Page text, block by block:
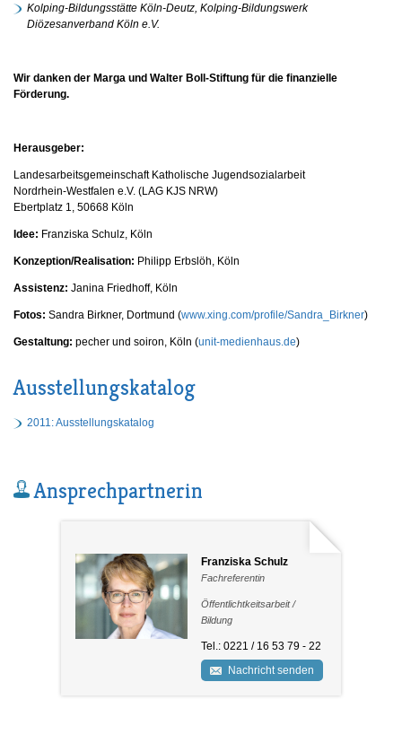
Kolping-Bildungsstätte Köln-Deutz, Kolping-Bildungswerk
Diözesanverband Köln e.V.
Wir danken der Marga und Walter Boll-Stiftung für die finanzielle
Förderung.
Herausgeber:
Landesarbeitsgemeinschaft Katholische Jugendsozialarbeit
Nordrhein-Westfalen e.V. (LAG KJS NRW)
Ebertplatz 1, 50668 Köln
Idee: Franziska Schulz, Köln
Konzeption/Realisation: Philipp Erbslöh, Köln
Assistenz: Janina Friedhoff, Köln
Fotos: Sandra Birkner, Dortmund (www.xing.com/profile/Sandra_Birkner)
Gestaltung: pecher und soiron, Köln (unit-medienhaus.de)
Ausstellungskatalog
2011: Ausstellungskatalog
Ansprechpartnerin
Franziska Schulz
Fachreferentin
Öffentlichtkeitsarbeit /
Bildung
Tel.: 0221 / 16 53 79 - 22
Nachricht senden